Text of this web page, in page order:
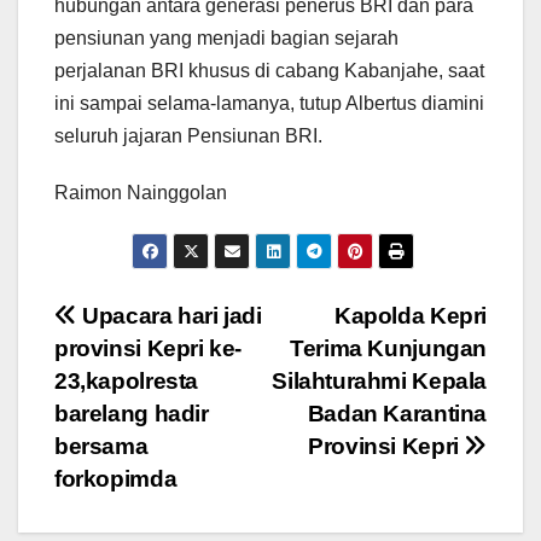
hubungan antara generasi penerus BRI dan para
pensiunan yang menjadi bagian sejarah
perjalanan BRI khusus di cabang Kabanjahe, saat
ini sampai selama-lamanya, tutup Albertus diamini
seluruh jajaran Pensiunan BRI.
Raimon Nainggolan
Navigasi
pos
Kapolda Kepri
Terima Kunjungan
Silahturahmi Kepala
Badan Karantina
Provinsi Kepri
Upacara hari jadi
provinsi Kepri ke-
23,kapolresta
barelang hadir
bersama
forkopimda